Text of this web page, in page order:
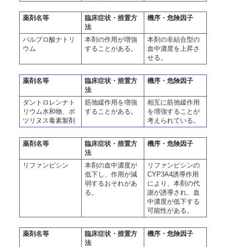
薬剤名等
臨床症状・措置方
法
機序・危険因子
バルプロ酸ナトリ
ウム
本剤の作用が増強
することがある。
本剤の非結合型の
血中濃度を上昇さ
せる。
薬剤名等
臨床症状・措置方
法
機序・危険因子
ダントロレンナト
リウム水和物、ボ
ツリヌス毒素製剤
筋弛緩作用を増強
することがある。
相互に筋弛緩作用
を増強することが
考えられている。
薬剤名等
臨床症状・措置方
法
機序・危険因子
リファンピシン
本剤の血中濃度が
低下し、作用が減
弱するおそれがあ
る。
リファンピシンの
CYP3A4誘導作用
により、本剤の代
謝が誘導され、血
中濃度が低下する
可能性がある。
薬剤名等
臨床症状・措置方
法
機序・危険因子